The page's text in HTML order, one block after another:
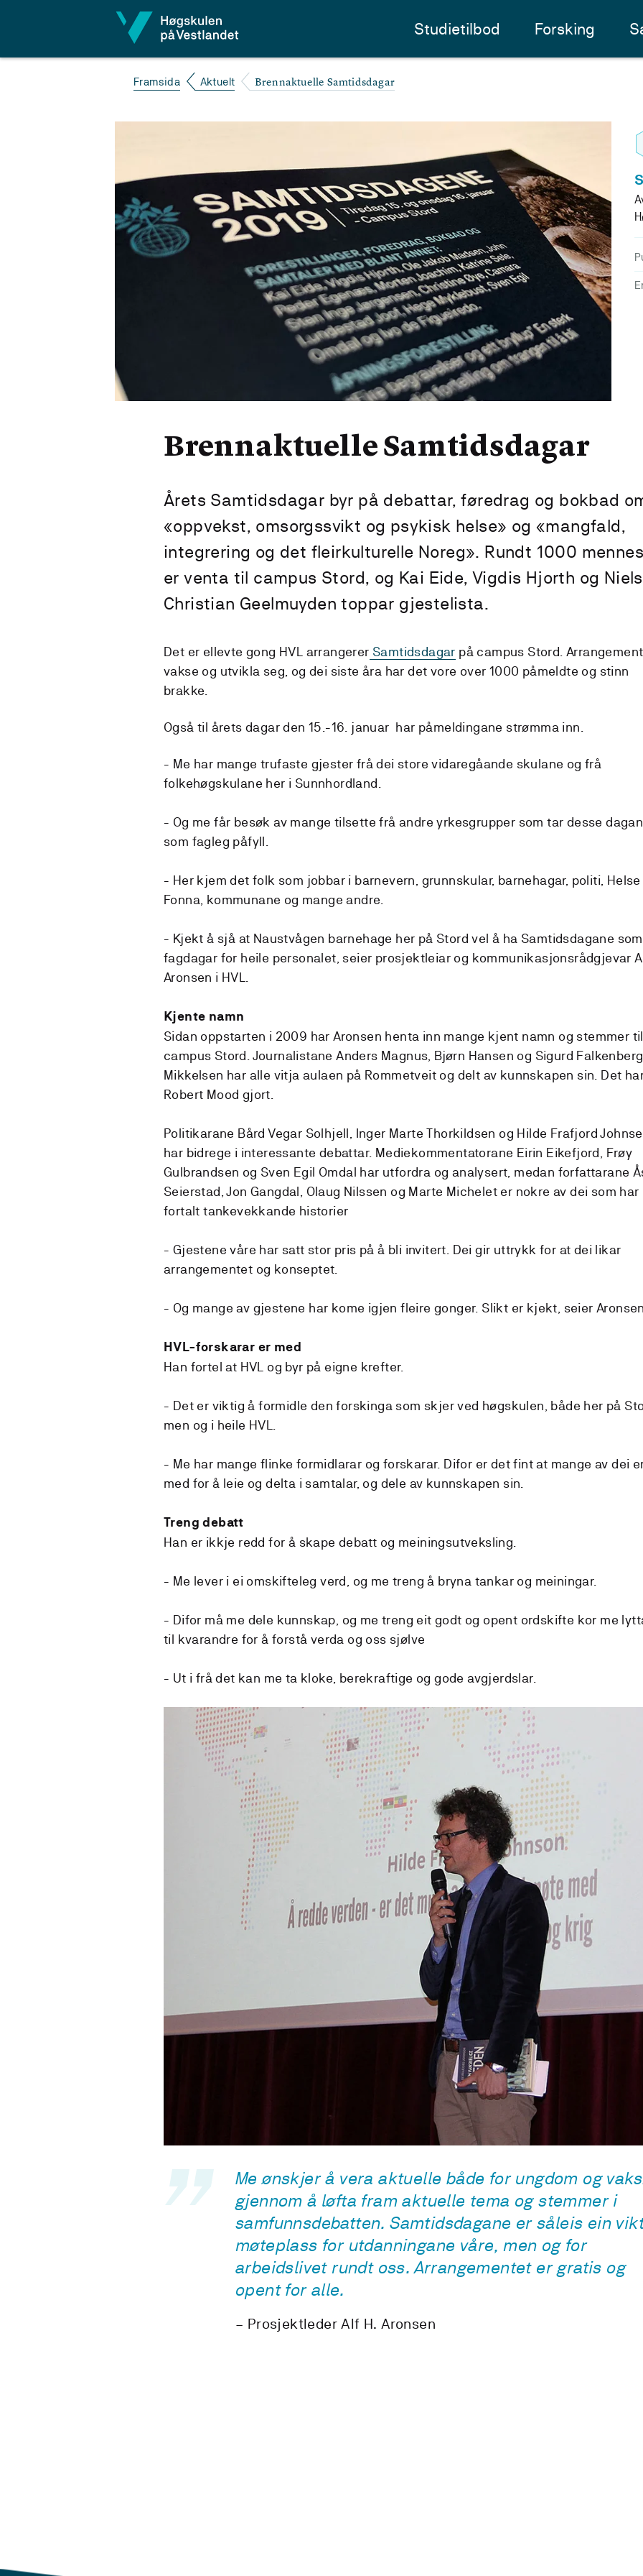
Studietilbod Forsking
Framsida Aktuelt Brennaktuelle Samtidsdagar
Brennaktuelle Samtidsdagar
Årets Samtidsdagar byr på debattar, føredrag og bokbad
«oppvekst, omsorgssvikt og psykisk helse» og «mangfald,
integrering og det fleirkulturelle Noreg». Rundt 1000
er venta til campus Stord, og Kai Eide, Vigdis Hjorth og Niels
Christian Geelmuyden toppar gjestelista.
Det er ellevte gong HVL arrangerer Samtidsdagar på campus Stord.
vakse og utvikla seg, og dei siste åra har det vore over 1000 påmeldte og stinn
brakke.
Også til årets dagar den 15.-16. januar har påmeldingane strømma inn.
- Me har mange trufaste gjester frå dei store vidaregåande skulane og frå
folkehøgskulane her i Sunnhordland.
- Og me får besøk av mange tilsette frå andre yrkesgrupper som tar desse
som fagleg påfyll.
- Her kjem det folk som jobbar i barnevern, grunnskular, barnehagar, politi, Helse
Fonna, kommunane og mange andre.
- Kjekt å sjå at Naustvågen barnehage her på Stord vel å ha Samtidsdagane som
fagdagar for heile personalet, seier prosjektleiar og kommunikasjonsrådgjevar
Aronsen i HVL.
Kjente namn
Sidan oppstarten i 2009 har Aronsen henta inn mange kjent namn og stemmer til
campus Stord. Journalistane Anders Magnus, Bjørn Hansen og Sigurd Falkenberg
Mikkelsen har alle vitja aulaen på Rommetveit og delt av kunnskapen sin. Det
Robert Mood gjort.
Politikarane Bård Vegar Solhjell, Inger Marte Thorkildsen og Hilde Frafjord
har bidrege i interessante debattar. Mediekommentatorane Eirin Eikefjord, Frøy
Gulbrandsen og Sven Egil Omdal har utfordra og analysert, medan forfattarane
Seierstad, Jon Gangdal, Olaug Nilssen og Marte Michelet er nokre av dei som har
fortalt tankevekkande historier
- Gjestene våre har satt stor pris på å bli invitert. Dei gir uttrykk for at dei likar
arrangementet og konseptet.
- Og mange av gjestene har kome igjen fleire gonger. Slikt er kjekt, seier
HVL-forskarar er med
Han fortel at HVL og byr på eigne krefter.
- Det er viktig å formidle den forskinga som skjer ved høgskulen, både her på
men og i heile HVL.
- Me har mange flinke formidlarar og forskarar. Difor er det fint at mange av dei
med for å leie og delta i samtalar, og dele av kunnskapen sin.
Treng debatt
Han er ikkje redd for å skape debatt og meiningsutveksling.
- Me lever i ei omskifteleg verd, og me treng å bryna tankar og meiningar.
- Difor må me dele kunnskap, og me treng eit godt og opent ordskifte kor me
til kvarandre for å forstå verda og oss sjølve
- Ut i frå det kan me ta kloke, berekraftige og gode avgjerdslar.
Me ønskjer å vera aktuelle både for ungdom og
gjennom å løfta fram aktuelle tema og stemmer i
samfunnsdebatten. Samtidsdagane er såleis ein
møteplass for utdanningane våre, men og for
arbeidslivet rundt oss. Arrangementet er gratis og
opent for alle.
Prosjektleder Alf H. Aronsen